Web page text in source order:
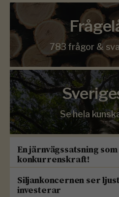
783 frågor &
Se hela
En järnvägssatsning
konkurrenskraft!
Siljankoncernen ser
investerar